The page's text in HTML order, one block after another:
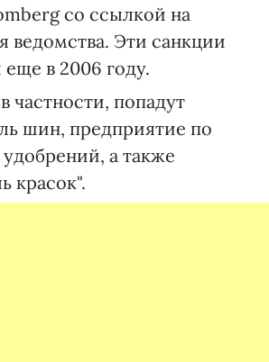
со ссылкой на
ведомства. Эти санкции
в 2006 году.
частности, попадут
шин, предприятие по
а также
красок".